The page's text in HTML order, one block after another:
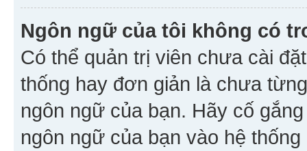
Ngôn ngữ của tôi không có
Có thể quản trị viên chưa cài
thống hay đơn giản là chưa
ngôn ngữ của bạn. Hãy cố
ngôn ngữ của bạn vào hệ